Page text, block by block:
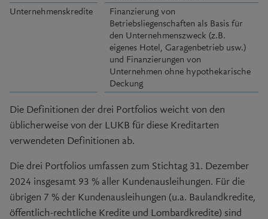
Unternehmenskredite
Finanzierung von
Betriebsliegenschaften als Basis für
den Unternehmenszweck (z.B.
eigenes Hotel, Garagenbetrieb usw.)
und Finanzierungen von
Unternehmen ohne hypothekarische
Deckung
Die Definitionen der drei Portfolios weicht von den
üblicherweise von der LUKB für diese Kreditarten
verwendeten Definitionen ab.
Die drei Portfolios umfassen zum Stichtag 31. Dezember
2024 insgesamt 93 % aller Kundenausleihungen. Für die
übrigen 7 % der Kundenausleihungen (u.a. Baulandkredite,
öffentlich-rechtliche Kredite und Lombardkredite) sind